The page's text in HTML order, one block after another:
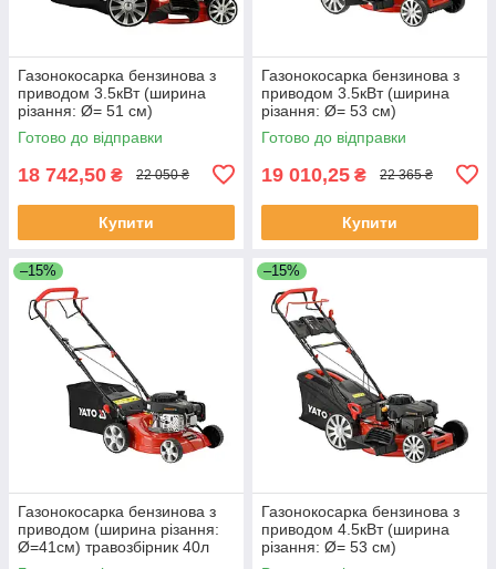
Газонокосарка бензинова з
приводом 3.5кВт (ширина
різання: Ø= 51 см)
травозбірник 62л Yato YT-
85528
Готово до відправки
18 742,50 ₴ 22 050 ₴
Купити
Газонокосарка бензинова з
приводом 3.5кВт (ширина
різання: Ø= 53 см)
травозбірник 62л Yato YT-
85532
Готово до відправки
19 010,25 ₴ 22 365 ₴
Купити
–15%
Газонокосарка бензинова з
приводом (ширина різання:
Ø=41см) травозбірник 40л
Yato YT-85521
–15%
Газонокосарка бензинова з
приводом 4.5кВт (ширина
різання: Ø= 53 см)
травозбірник 62л Yato YT-